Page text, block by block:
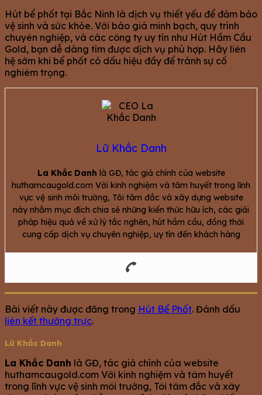
Hút bể phốt tại Bắc Ninh là dịch vụ thiết yếu để đảm bảo
vệ sinh và sức khỏe. Với báo giá minh bạch, quy trình
chuyên nghiệp, và các công ty uy tín như Hút Hầm Cầu
Gold, bạn dễ dàng tìm được dịch vụ phù hợp. Hãy liên
hệ sớm khi bể phốt có dấu hiệu đầy để tránh sự cố
nghiêm trọng.
Lữ Khắc Danh
La Khắc Danh là GĐ, tác giả chính của website
huthamcaugold.com Với kinh nghiệm và tâm huyết trong lĩnh
vực vệ sinh môi trường, Tôi tâm đắc và xây dựng website
này nhằm mục đích chia sẻ những kiến thức hữu ích, các giải
pháp hiệu quả về xử lý tắc nghẽn, hút hầm cầu, đồng thời
cung cấp dịch vụ chuyên nghiệp, uy tín đến khách hàng
Bài viết này được đăng trong Hút Bể Phốt. Đánh dấu
liên kết thường trực.
Lữ Khắc Danh
La Khắc Danh là GĐ, tác giả chính của website
huthamcaugold.com Với kinh nghiệm và tâm huyết
trong lĩnh vực vệ sinh môi trường, Tôi tâm đắc và xây